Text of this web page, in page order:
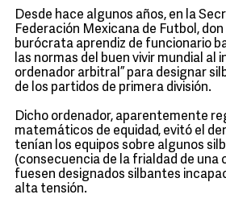
Desde hace algunos años, en la
Federación Mexicana de Futbol, don
burócrata aprendiz de funcionario
las normas del buen vivir mundial al
ordenador arbitral” para designar
de los partidos de primera división.
Dicho ordenador, aparentemente
matemáticos de equidad, evitó el
tenían los equipos sobre algunos
(consecuencia de la frialdad de una
fuesen designados silbantes
alta tensión.